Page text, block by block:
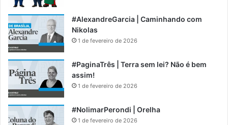
#AlexandreGarcia | Caminhando com
Nikolas
1 de fevereiro de 2026
#PaginaTrês | Terra sem lei? Não é bem
assim!
1 de fevereiro de 2026
#NolimarPerondi | Orelha
1 de fevereiro de 2026